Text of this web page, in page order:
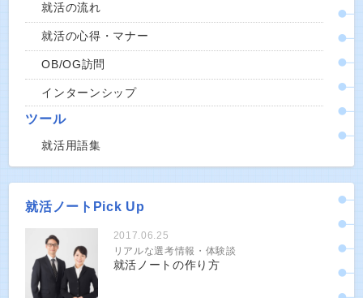
就活の流れ
就活の心得・マナー
OB/OG訪問
インターンシップ
ツール
就活用語集
就活ノートPick Up
2017.06.25
リアルな選考情報・体験談
就活ノートの作り方